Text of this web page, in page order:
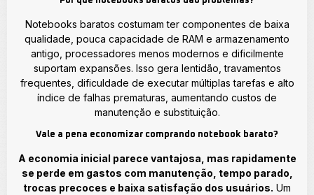
Notebooks baratos costumam ter componentes de baixa
qualidade, pouca capacidade de RAM e armazenamento
antigo, processadores menos modernos e dificilmente
suportam expansões. Isso gera lentidão, travamentos
frequentes, dificuldade de executar múltiplas tarefas e alto
índice de falhas prematuras, aumentando custos de
manutenção e substituição.
Vale a pena economizar comprando notebook barato?
A economia inicial parece vantajosa, mas rapidamente
se perde em gastos com manutenção, tempo parado,
trocas precoces e baixa satisfação dos usuários. Um